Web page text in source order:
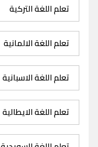
تعلم اللغة التركية
تعلم اللغة الالمانية
تعلم اللغة الاسبانية
تعلم اللغة الايطالية